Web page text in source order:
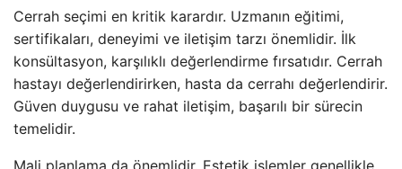
Cerrah seçimi en kritik karardır. Uzmanın eğitimi,
sertifikaları, deneyimi ve iletişim tarzı önemlidir. İlk
konsültasyon, karşılıklı değerlendirme fırsatıdır. Cerrah
hastayı değerlendirirken, hasta da cerrahı değerlendirir.
Güven duygusu ve rahat iletişim, başarılı bir sürecin
temelidir.
Mali planlama da önemlidir. Estetik işlemler genellikle